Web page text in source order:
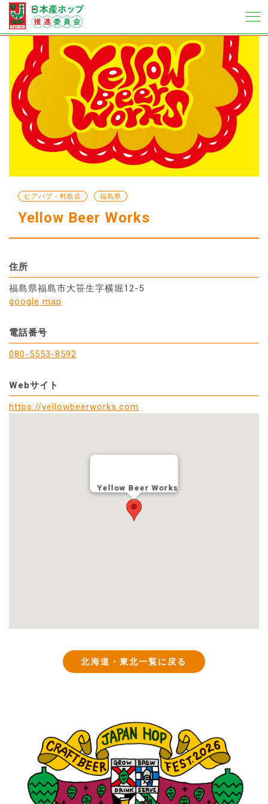
ビアパブ・料飲店 福島県
Yellow Beer Works
住所
福島県福島市大笹生字横堀12-5
google map
電話番号
080-5553-8592
Webサイト
https://yellowbeerworks.com
Yellow Beer Works
北海道・東北一覧に戻る